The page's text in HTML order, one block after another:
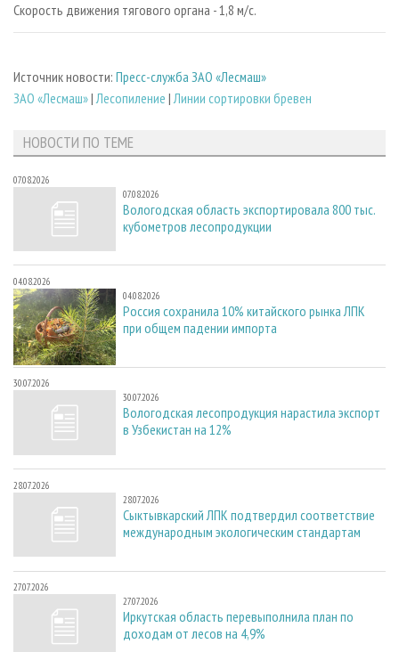
Скорость движения тягового органа - 1,8 м/с.
Источник новости: Пресс-служба ЗАО «Лесмаш»
ЗАО «Лесмаш»| Лесопиление | Линии сортировки бревен
НОВОСТИ ПО ТЕМЕ
07.08.2026
07.08.2026
Вологодская область экспортировала 800 тыс.
кубометров лесопродукции
04.08.2026
04.08.2026
Россия сохранила 10% китайского рынка ЛПК
при общем падении импорта
30.07.2026
30.07.2026
Вологодская лесопродукция нарастила экспорт
в Узбекистан на 12%
28.07.2026
28.07.2026
Сыктывкарский ЛПК подтвердил соответствие
международным экологическим стандартам
27.07.2026
27.07.2026
Иркутская область перевыполнила план по
доходам от лесов на 4,9%